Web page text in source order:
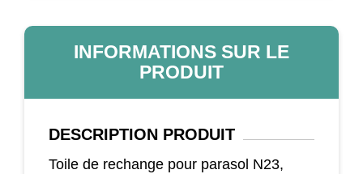
INFORMATIONS SUR LE
PRODUIT
DESCRIPTION PRODUIT
Toile de rechange pour parasol N23,